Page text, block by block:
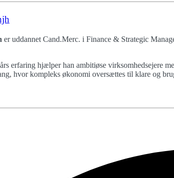
er uddannet Cand.Merc. i Finance & Strategic
erfaring hjælper han ambitiøse virksomhedsejere
hvor kompleks økonomi oversættes til klare og